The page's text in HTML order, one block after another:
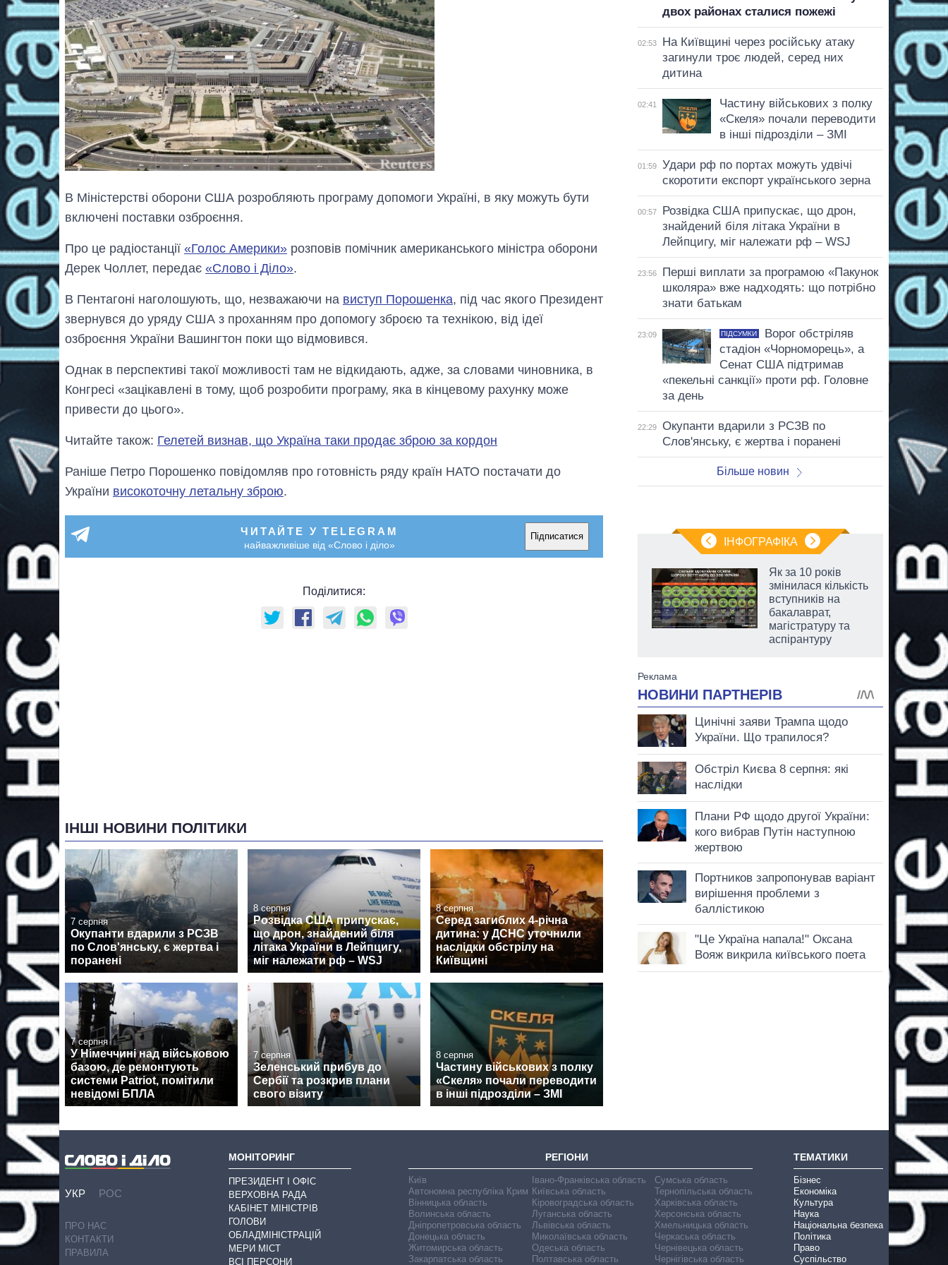
В Міністерстві оборони США розробляють програму допомоги Україні, в яку можуть бути
включені поставки озброєння.
Про це радіостанції «Голос Америки» розповів помічник американського міністра оборони
Дерек Чоллет, передає «Слово і Діло».
В Пентагоні наголошують, що, незважаючи на виступ Порошенка, під час якого Президент
звернувся до уряду США з проханням про допомогу зброєю та технікою, від ідеї
озброєння України Вашингтон поки що відмовився.
Однак в перспективі такої можливості там не відкидають, адже, за словами чиновника, в
Конгресі «зацікавлені в тому, щоб розробити програму, яка в кінцевому рахунку може
привести до цього».
Читайте також: Гелетей визнав, що Україна таки продає зброю за кордон
Раніше Петро Порошенко повідомляв про готовність ряду країн НАТО постачати до
України високоточну летальну зброю.
ЧИТАЙТЕ У TELEGRAM
найважливіше від «Слово і діло»
Підписатися
Поділитися:
ІНШІ НОВИНИ ПОЛІТИКИ
7 серпня
Окупанти вдарили з РСЗВ
по Слов'янську, є жертва і
поранені
8 серпня
Розвідка США припускає,
що дрон, знайдений біля
літака України в Лейпцигу,
міг належати рф – WSJ
8 серпня
Серед загиблих 4-річна
дитина: у ДСНС уточнили
наслідки обстрілу на
Київщині
7 серпня
У Німеччині над військовою
базою, де ремонтують
системи Patriot, помітили
невідомі БПЛА
7 серпня
Зеленський прибув до
Сербії та розкрив плани
свого візиту
8 серпня
Частину військових з полку
«Скеля» почали переводити
в інші підрозділи – ЗМІ
двох районах сталися пожежі
02:53
На Київщині через російську атаку
загинули троє людей, серед них
дитина
02:41
Частину військових з полку
«Скеля» почали переводити
в інші підрозділи – ЗМІ
01:59
Удари рф по портах можуть удвічі
скоротити експорт українського зерна
00:57
Розвідка США припускає, що дрон,
знайдений біля літака України в
Лейпцигу, міг належати рф – WSJ
23:56
Перші виплати за програмою «Пакунок
школяра» вже надходять: що потрібно
знати батькам
23:09 ПІДСУМКИ
Ворог обстріляв
стадіон «Чорноморець», а
Сенат США підтримав
«пекельні санкції» проти рф. Головне
за день
22:29
Окупанти вдарили з РСЗВ по
Слов'янську, є жертва і поранені
Більше новин
ІНФОГРАФІКА
Як за 10 років
змінилася кількість
вступників на
бакалаврат,
магістратуру та
аспірантуру
УКР РОС
ПРО НАС
КОНТАКТИ
ПРАВИЛА
МОНІТОРИНГ
ПРЕЗИДЕНТ І ОФІС
ВЕРХОВНА РАДА
КАБІНЕТ МІНІСТРІВ
ГОЛОВИ
ОБЛАДМІНІСТРАЦІЙ
МЕРИ МІСТ
ВСІ ПЕРСОНИ
РЕГІОНИ
Київ
Автономна республіка Крим
Вінницька область
Волинська область
Дніпропетровська область
Донецька область
Житомирська область
Закарпатська область
Івано-Франківська область
Київська область
Кіровоградська область
Луганська область
Львівська область
Миколаївська область
Одеська область
Полтавська область
Сумська область
Тернопільська область
Харківська область
Херсонська область
Хмельницька область
Черкаська область
Чернівецька область
Чернігівська область
ТЕМАТИКИ
Бізнес
Економіка
Культура
Наука
Національна безпека
Політика
Право
Суспільство